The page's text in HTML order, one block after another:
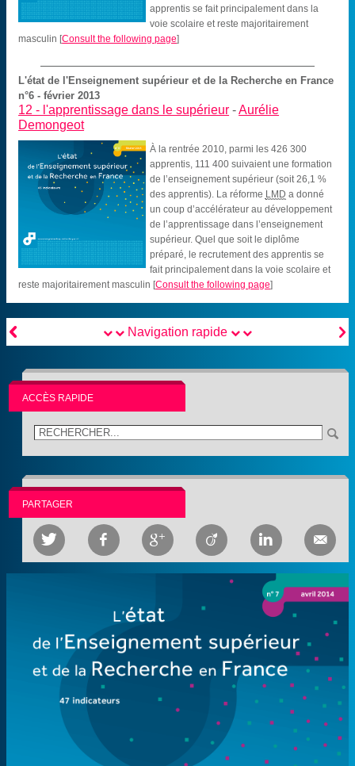
apprentis se fait principalement dans la
voie scolaire et reste majoritairement
masculin [Consult the following page]
L'état de l'Enseignement supérieur et de la Recherche en France
n°6 - février 2013
12 - l'apprentissage dans le supérieur -Aurélie
Demongeot
À la rentrée 2010, parmi les 426 300
apprentis, 111 400 suivaient une formation
de l’enseignement supérieur (soit 26,1 %
des apprentis). La réforme
LMD a donné
un coup d’accélérateur au développement
de l’apprentissage dans l’enseignement
supérieur. Quel que soit le diplôme
préparé, le recrutement des apprentis se
fait principalement dans la voie scolaire et
reste majoritairement masculin [Consult the following page]
 
Navigation rapide
ACCÈS RAPIDE
PARTAGER
     